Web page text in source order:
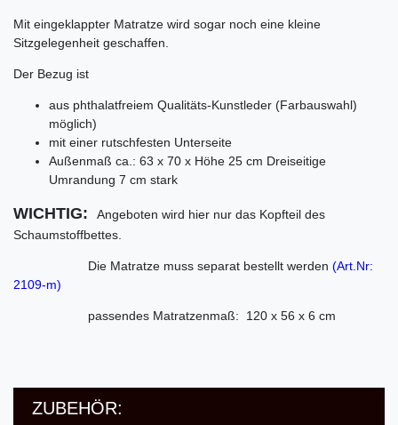
Mit eingeklappter Matratze wird sogar noch eine kleine
Sitzgelegenheit geschaffen.
Der Bezug ist
aus phthalatfreiem Qualitäts-Kunstleder (Farbauswahl)
möglich)
mit einer rutschfesten Unterseite
Außenmaß ca.: 63 x 70 x Höhe 25 cm Dreiseitige
Umrandung 7 cm stark
WICHTIG:
Angeboten wird hier nur das Kopfteil des
Schaumstoffbettes.
Die Matratze muss separat bestellt werden (Art.Nr:
2109-m)
passendes Matratzenmaß: 120 x 56 x 6 cm
ZUBEHÖR: